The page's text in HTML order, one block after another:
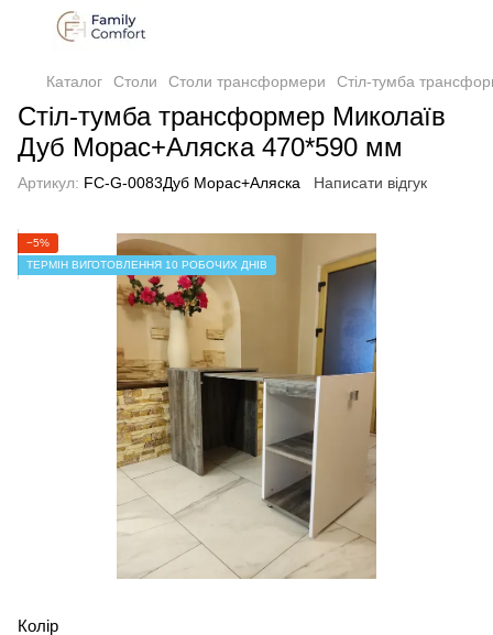
Каталог Столи Столи трансформери Стіл-тумба
Стіл-тумба трансформер Миколаїв
Дуб Морас+Аляска 470*590 мм
Артикул: FC-G-0083Дуб Морас+Аляска Написати відгук
−5%
ТЕРМІН ВИГОТОВЛЕННЯ 10 РОБОЧИХ ДНІВ
Колір